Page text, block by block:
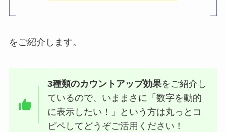
をご紹介します。
3種類のカウントアップ効果をご紹介し
ているので、いままさに「数字を動的
に表示したい！」という方は丸っとコ
ピペしてどうぞご活用ください！